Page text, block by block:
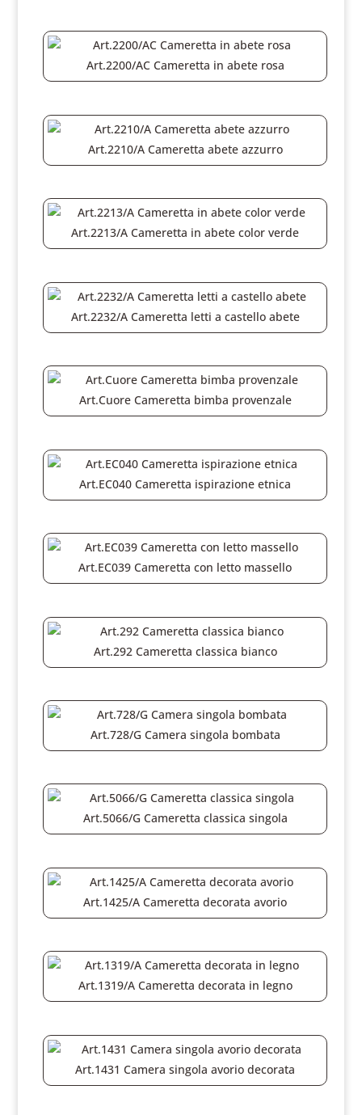
Art.2200/AC Cameretta in abete rosa
Art.2210/A Cameretta abete azzurro
Art.2213/A Cameretta in abete color verde
Art.2232/A Cameretta letti a castello abete
Art.Cuore Cameretta bimba provenzale
Art.EC040 Cameretta ispirazione etnica
Art.EC039 Cameretta con letto massello
Art.292 Cameretta classica bianco
Art.728/G Camera singola bombata
Art.5066/G Cameretta classica singola
Art.1425/A Cameretta decorata avorio
Art.1319/A Cameretta decorata in legno
Art.1431 Camera singola avorio decorata